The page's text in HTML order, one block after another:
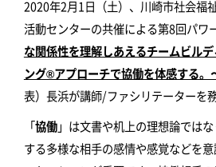
2020年2月1日（土）、川崎市社会福
活動センターの共催による第8回パワ
な関係性を理解しあえるチームビル
ング®アプローチで協働を体感する。
表）長浜が講師/ファシリテーターを務
「協働」は文書や机上の理想論では
する多様な相手の感情や感覚などを